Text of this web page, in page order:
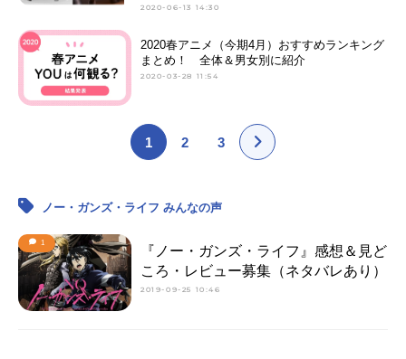
2020-06-13 14:30
2020春アニメ（今期4月）おすすめランキング
まとめ！ 全体＆男女別に紹介
2020-03-28 11:54
1 2 3
ノー・ガンズ・ライフ みんなの声
1
『ノー・ガンズ・ライフ』感想＆見ど
ころ・レビュー募集（ネタバレあり）
2019-09-25 10:46